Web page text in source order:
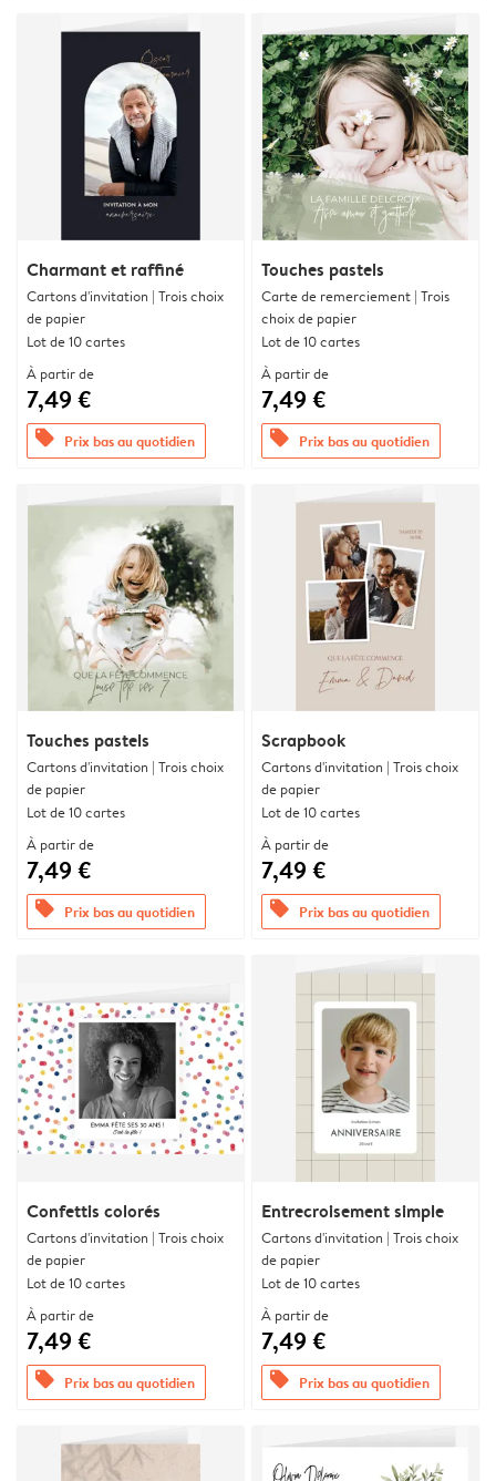
Charmant et raffiné
Cartons d'invitation | Trois choix
de papier
Lot de 10 cartes
À partir de
7,49 €
offers Prix bas au quotidien
Touches pastels
Carte de remerciement | Trois
choix de papier
Lot de 10 cartes
À partir de
7,49 €
offers Prix bas au quotidien
Touches pastels
Cartons d'invitation | Trois choix
de papier
Lot de 10 cartes
À partir de
7,49 €
offers Prix bas au quotidien
Scrapbook
Cartons d'invitation | Trois choix
de papier
Lot de 10 cartes
À partir de
7,49 €
offers Prix bas au quotidien
Confettis colorés
Cartons d'invitation | Trois choix
de papier
Lot de 10 cartes
À partir de
7,49 €
offers Prix bas au quotidien
Entrecroisement simple
Cartons d'invitation | Trois choix
de papier
Lot de 10 cartes
À partir de
7,49 €
offers Prix bas au quotidien